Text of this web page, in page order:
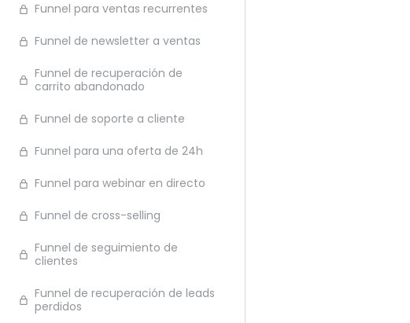
Funnel para ventas recurrentes
Funnel de newsletter a ventas
Funnel de recuperación de
carrito abandonado
Funnel de soporte a cliente
Funnel para una oferta de 24h
Funnel para webinar en directo
Funnel de cross-selling
Funnel de seguimiento de
clientes
Funnel de recuperación de leads
perdidos